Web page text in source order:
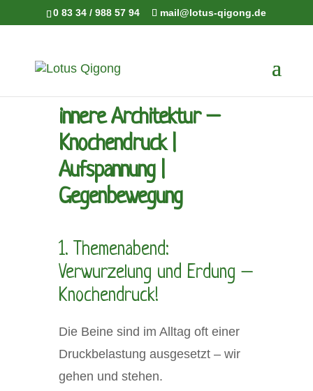
0 83 34 / 988 57 94 mail@lotus-qigong.de
innere Architektur –
Knochendruck |
Aufspannung |
Gegenbewegung
1. Themenabend:
Verwurzelung und Erdung –
Knochendruck!
Die Beine sind im Alltag oft einer
Druckbelastung ausgesetzt – wir
gehen und stehen.